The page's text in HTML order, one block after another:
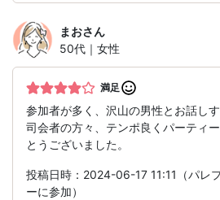
まおさん
50代｜女性
満足
参加者が多く、沢山の男性とお話しす
司会者の方々、テンポ良くパーティ
とうございました。
投稿日時：2024-06-17 11:11（パレ
ーに参加）